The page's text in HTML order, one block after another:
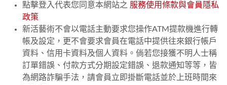
點擊登入代表您同意本網站之 服務使用條款與會員隱私
政策
新活藝術不會以電話主動要求您操作ATM提款機進行轉
帳及設定，更不會要求會員在電話中提供往來銀行帳戶
資料、信用卡資料及個人資料。倘若您接獲不明人士稱
訂單錯誤、付款方式分期設定錯誤、退款通知等等，皆
為網路詐騙手法，請會員立即掛斷電話並於上班時間來